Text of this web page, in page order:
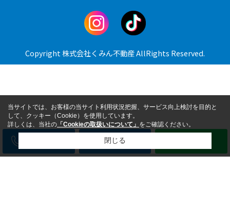
Copyright 株式会社くみん不動産 AllRights Reserved.
メール
当サイトでは、お客様の当サイト利用状況把握、サービス向上検討を目的と
して、クッキー（Cookie）を使用しています。
詳しくは、当社の 「Cookieの取扱いについて」 をご確認ください。
閉じる